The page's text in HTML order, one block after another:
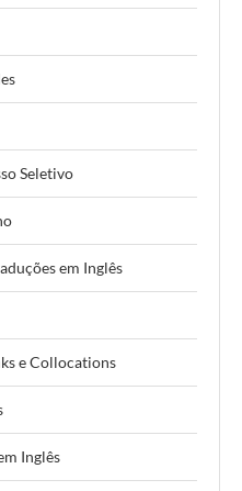
Seletivo
em Inglês
e Collocations
Inglês